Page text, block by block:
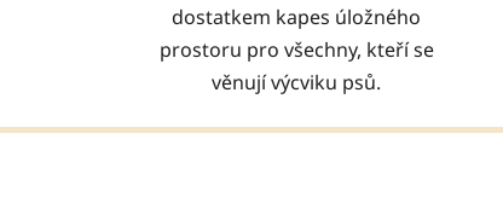
dostatkem kapes úložného
prostoru pro všechny, kteří se
věnují výcviku psů.